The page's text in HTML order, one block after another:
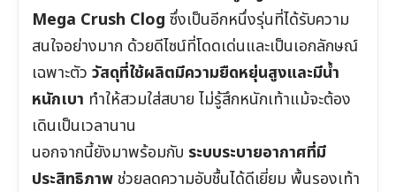
Mega Crush Clog ซึ่งเป็นอีกหนึ่งรุ่นที่ได้รับความ
สนใจอย่างมาก ด้วยดีไซน์ที่โดดเด่นและเป็นเอกลักษณ์
เฉพาะตัว วัสดุที่ใช้ผลิตมีความยืดหยุ่นสูงและมีน้ำ
หนักเบา ทำให้สวมใส่สบาย ไม่รู้สึกหนักเท้าแม้จะต้อง
เดินเป็นเวลานาน
นอกจากนี้ยังมาพร้อมกับ ระบบระบายอากาศที่มี
ประสิทธิภาพช่วยลดความอับชื้นได้ดีเยี่ยม พื้นรองเท้า